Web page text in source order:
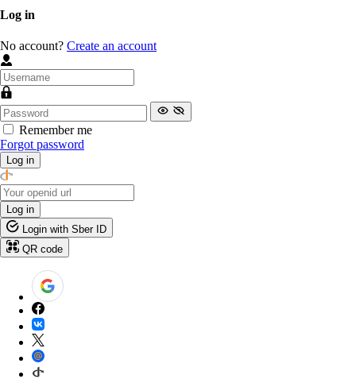
Log in
No account? Create an account
Remember me
Forgot password
Log in
Log in
Login with Sber ID
QR code